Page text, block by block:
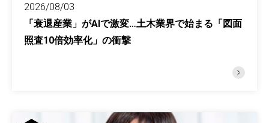
2026/08/03
「衰退産業」がAIで激変…土木業界で始まる「図面
照査10倍効率化」の衝撃